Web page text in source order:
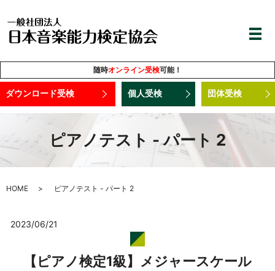
随時オンライン受検可能！
ダウンロード受検 個人受検 団体受検
ピアノテスト - パート 2
HOME ピアノテスト - パート 2
2023/06/21
【ピアノ検定1級】メジャースケール